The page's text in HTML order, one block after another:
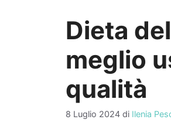
Dieta
meglio
qualità
8 Luglio 2024 di Ilenia